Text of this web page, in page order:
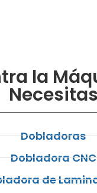
la
Necesitas
Dobladoras
Dobladora CNC
de